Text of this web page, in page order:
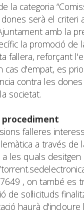
la categoria
serà el criteri
amb la
la promoció de
fallera, reforçant
cas d'empat, es
contra les
societat.
falleres
a través de
a les quals
, on també es
de sol·licituds
haurà